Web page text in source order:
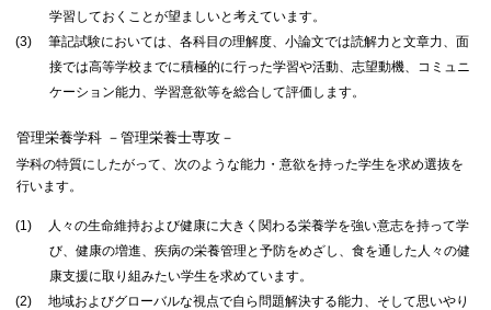
学習しておくことが望ましいと考えています。
(3)
筆記試験においては、各科目の理解度、小論文では読解力と文章力、面
接では高等学校までに積極的に行った学習や活動、志望動機、コミュニ
ケーション能力、学習意欲等を総合して評価します。
管理栄養学科 －管理栄養士専攻－
学科の特質にしたがって、次のような能力・意欲を持った学生を求め選抜を
行います。
(1)
人々の生命維持および健康に大きく関わる栄養学を強い意志を持って学
び、健康の増進、疾病の栄養管理と予防をめざし、食を通した人々の健
康支援に取り組みたい学生を求めています。
(2)
地域およびグローバルな視点で自ら問題解決する能力、そして思いやり